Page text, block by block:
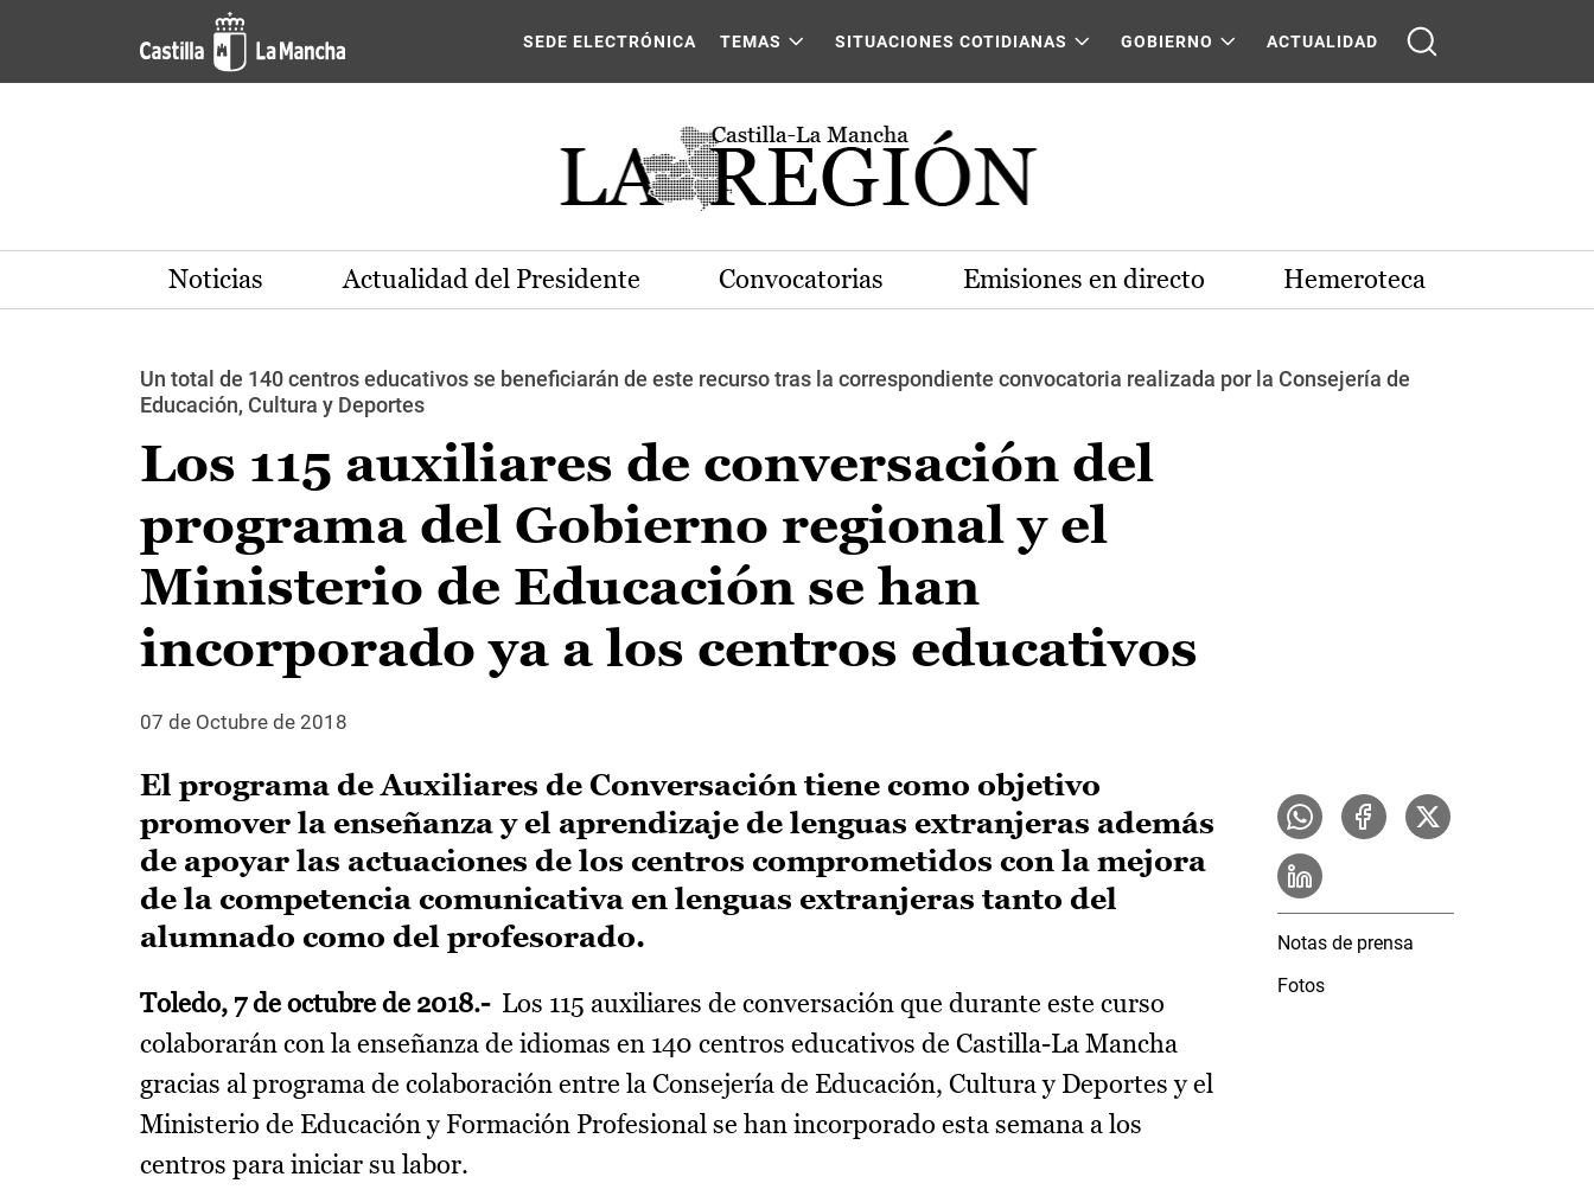
Pasar al contenido principal
SEDE ELECTRÓNICA TEMAS SITUACIONES COTIDIANAS GOBIERNO ACTUALIDAD
Noticias Actualidad del Presidente Convocatorias Emisiones en directo Hemeroteca
Un total de 140 centros educativos se beneficiarán de este recurso tras la correspondiente convocatoria realizada por la Consejería de
Educación, Cultura y Deportes
Los 115 auxiliares de conversación del
programa del Gobierno regional y el
Ministerio de Educación se han
incorporado ya a los centros educativos
07 de Octubre de 2018
El programa de Auxiliares de Conversación tiene como objetivo
promover la enseñanza y el aprendizaje de lenguas extranjeras además
de apoyar las actuaciones de los centros comprometidos con la mejora
de la competencia comunicativa en lenguas extranjeras tanto del
alumnado como del profesorado.
Toledo, 7 de octubre de 2018.-Los 115 auxiliares de conversación que durante este curso
colaborarán con la enseñanza de idiomas en 140 centros educativos de Castilla-La Mancha
gracias al programa de colaboración entre la Consejería de Educación, Cultura y Deportes y el
Ministerio de Educación y Formación Profesional se han incorporado esta semana a los
centros para iniciar su labor.
Notas de prensa
Fotos